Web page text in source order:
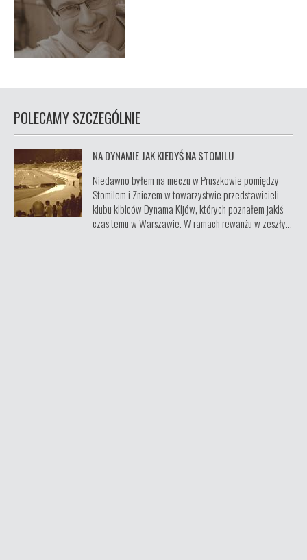
POLECAMY SZCZEGÓLNIE
NA DYNAMIE JAK KIEDYŚ NA STOMILU
Niedawno byłem na meczu w Pruszkowie pomiędzy
Stomilem i Zniczem w towarzystwie przedstawicieli
klubu kibiców Dynama Kijów, których poznałem jakiś
czas temu w Warszawie. W ramach rewanżu w zeszły...